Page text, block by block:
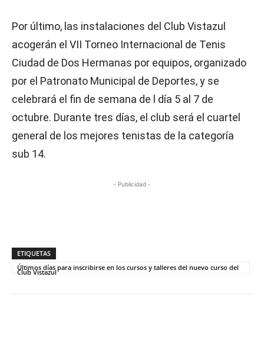
Por último, las instalaciones del Club Vistazul
acogerán el VII Torneo Internacional de Tenis
Ciudad de Dos Hermanas por equipos, organizado
por el Patronato Municipal de Deportes, y se
celebrará el fin de semana de l día 5 al 7 de
octubre. Durante tres días, el club será el cuartel
general de los mejores tenistas de la categoría
sub 14.
- Publicidad -
ETIQUETAS
Últimos días para inscribirse en los cursos y talleres del nuevo curso del
Club Vistazul